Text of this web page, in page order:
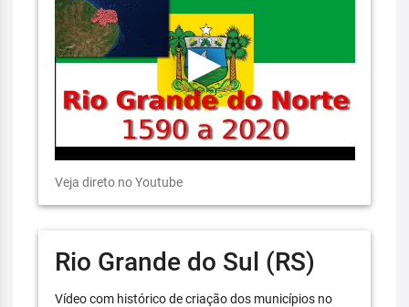
Veja direto no Youtube
Rio Grande do Sul (RS)
Vídeo com histórico de criação dos municípios no